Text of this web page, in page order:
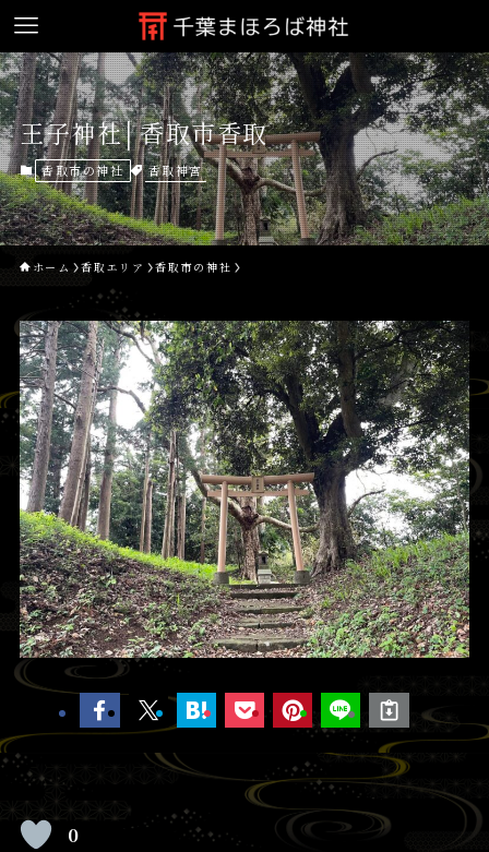
王子神社│香取市香取
香取市の神社 香取神宮
ホーム 香取エリア 香取市の神社
0